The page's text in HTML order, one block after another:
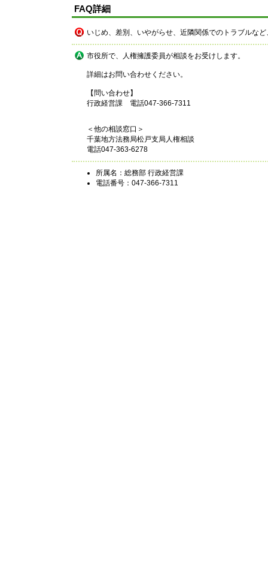
FAQ詳細
いじめ、差別、いやがらせ、近隣関係でのトラブルな
市役所で、人権擁護委員が相談をお受けします。
詳細はお問い合わせください。
【問い合わせ】
行政経営課 電話047-366-7311
＜他の相談窓口＞
千葉地方法務局松戸支局人権相談
電話047-363-6278
所属名：総務部 行政経営課
電話番号：047-366-7311